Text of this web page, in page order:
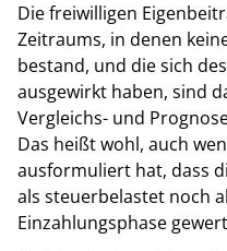
Die freiwilligen
Zeitraums, in denen
bestand, und die sich
ausgewirkt haben, sind
Vergleichs- und
Das heißt wohl, auch
ausformuliert hat, dass
als steuerbelastet noch
Einzahlungsphase